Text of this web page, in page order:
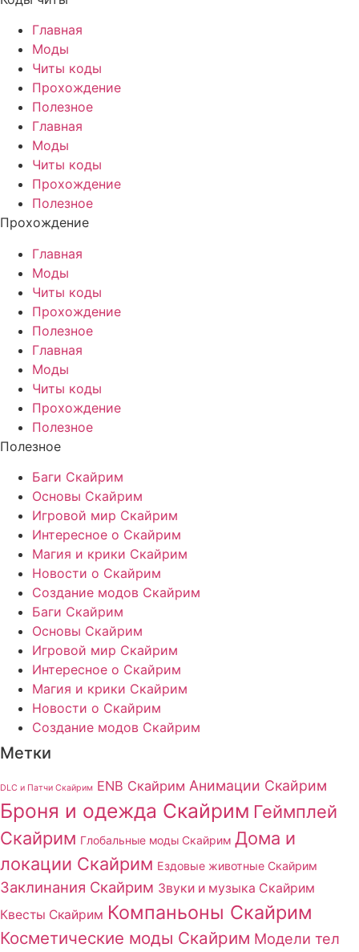
Главная
Моды
Читы коды
Прохождение
Полезное
Главная
Моды
Читы коды
Прохождение
Полезное
Прохождение
Главная
Моды
Читы коды
Прохождение
Полезное
Главная
Моды
Читы коды
Прохождение
Полезное
Полезное
Баги Скайрим
Основы Скайрим
Игровой мир Скайрим
Интересное о Скайрим
Магия и крики Скайрим
Новости о Скайрим
Создание модов Скайрим
Баги Скайрим
Основы Скайрим
Игровой мир Скайрим
Интересное о Скайрим
Магия и крики Скайрим
Новости о Скайрим
Создание модов Скайрим
Метки
DLC и Патчи Скайрим ENB Скайрим Анимации Скайрим
Броня и одежда Скайрим Геймплей
Скайрим Глобальные моды Скайрим Дома и
локации Скайрим Ездовые животные Скайрим
Заклинания Скайрим Звуки и музыка Скайрим
Квесты Скайрим Компаньоны Скайрим
Косметические моды Скайрим Модели тел